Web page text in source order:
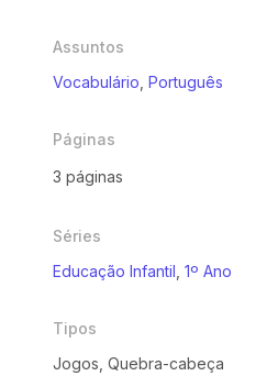
Assuntos
Vocabulário Português
Páginas
3 páginas
Séries
Educação Infantil 1º Ano
Tipos
Jogos, Quebra-cabeça